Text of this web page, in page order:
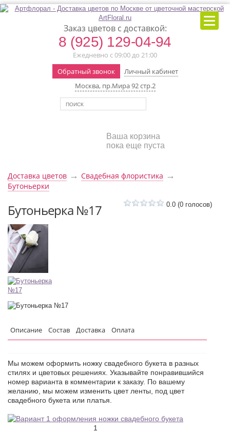
Заказ цветов с доставкой:
8 (925) 129-04-94
Ежедневно с 09:00 до 21:00
Обратный звонок
Личный кабинет
Москва, пр.Мира 92 стр.2
Ваша корзина
пока еще пуста
Доставка цветов → Свадебная флористика →
Бутоньерки
Бутоньерка №17 0.0 (0 голосов)
Описание Состав Доставка Оплата
Мы можем оформить ножку свадебного букета в разных
стилях и цветовых решениях. Указывайте понравившийся
номер варианта в комментарии к заказу. По вашему
желанию, мы можем изменить цвет ленты, под цвет
свадебного букета или платья.
1